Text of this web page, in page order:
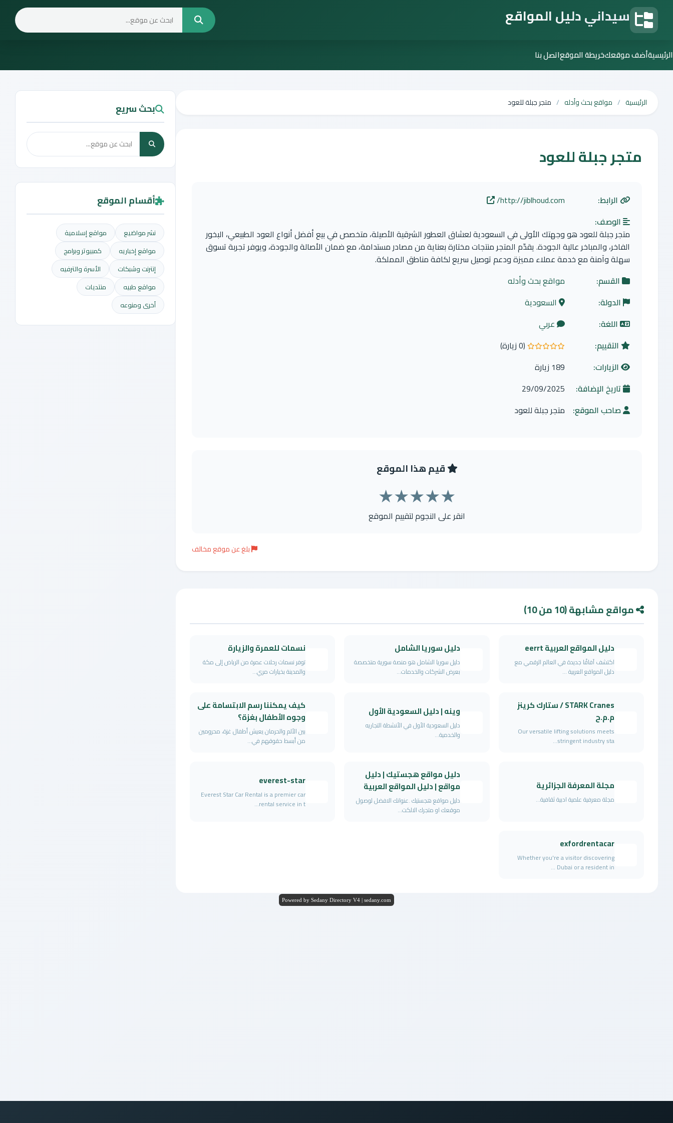
سيداني دليل المواقع
الرئيسيةأضف موقعكخريطة الموقعاتصل بنا
الرئيسية مواقع بحث وأدله متجر جبلة للعود
متجر جبلة للعود
الرابط:
http://jiblhoud.com/
الوصف:
متجر جبلة للعود هو وجهتك الأولى في السعودية لعشاق العطور الشرقية الأصيلة، متخصص في بيع أفضل أنواع العود الطبيعي، البخور
الفاخر، والمباخر عالية الجودة. يقدّم المتجر منتجات مختارة بعناية من مصادر مستدامة، مع ضمان الأصالة والجودة، ويوفر تجربة تسوق
سهلة وآمنة مع خدمة عملاء مميزة ودعم توصيل سريع لكافة مناطق المملكة.
القسم:
مواقع بحث وأدله
الدولة:
السعودية
اللغة:
عربي
التقييم:
0.0 من 5 نجوم
(0 زيارة)
الزيارات:
189 زيارة
تاريخ الإضافة:
29/09/2025
صاحب الموقع: متجر جبلة للعود
قيم هذا الموقع
★
★
★
★
★
انقر على النجوم لتقييم الموقع
بلغ عن موقع مخالف
مواقع مشابهة (10 من 10)
دليل المواقع العربية eerrt
اكتشف آفاقًا جديدة في العالم الرقمي مع
دليل المواقع العربية ...
دليل سوريا الشامل
دليل سوريا الشامل هو منصة سورية متخصصة
بعرض الشركات والخدمات...
نسمات للعمرة والزيارة
توفر نسمات رحلات عمرة من الرياض إلى مكة
والمدينة بخيارات مري...
STARK Cranes / ستارك كرينز
م.م.ح
Our versatile lifting solutions meets
stringent industry sta...
وينه | دليل السعودية الأول
دليل السعودية الأول في الأنشطة التجاريه
والخدمية...
كيف يمكننا رسم الابتسامة على
وجوه الأطفال بغزة؟
بين الألم والحرمان يعيش أطفال غزة، محرومين
من أبسط حقوقهم في...
مجلة المعرفة الجزائرية
مجلة معرفية علمية ادبية ثقافية...
دليل مواقع هجستيك | دليل
مواقع | دليل المواقع العربية
دليل مواقع هجستيك .عنوانك الافضل لوصول
موقعك او متجرك الالكت...
everest-star
Everest Star Car Rental is a premier car
rental service in t...
exfordrentacar
Whether you're a visitor discovering
Dubai or a resident in ...
بحث سريع
أقسام الموقع
نشر مواضيع
مواقع إسلامية
مواقع إخباريه
كمبيوتر وبرامج
إنترنت وشبكات
الأسرة والترفيه
مواقع طبيه
منتديات
أخرى ومنوعه
Powered by Sedany Directory V4 | sedany.com